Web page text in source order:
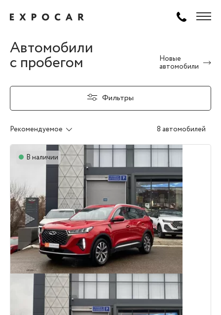
Автомобили
с пробегом
Новые
автомобили
Фильтры
Рекомендуемое 8 автомобилей
В наличии